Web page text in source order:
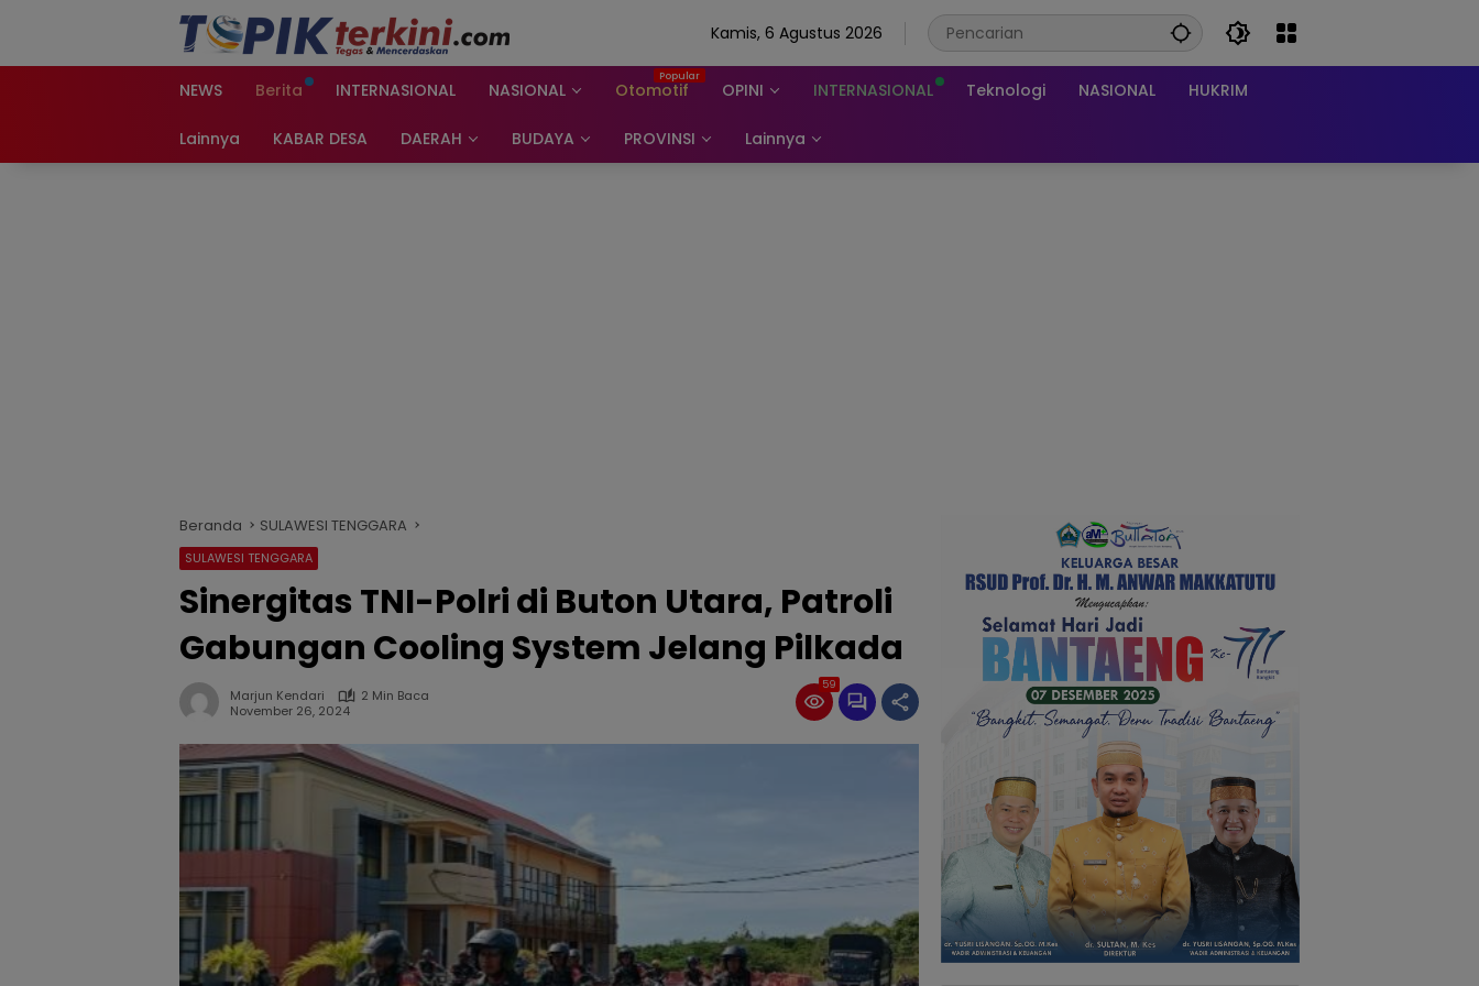
Kamis, 6 Agustus 2026
NEWS Berita INTERNASIONAL NASIONAL Otomotif OPINI INTERNASIONAL Teknologi NASIONAL HUKRIM
Lainnya KABAR DESA DAERAH BUDAYA PROVINSI Lainnya
Beranda SULAWESI TENGGARA
SULAWESI TENGGARA
Sinergitas TNI-Polri di Buton Utara, Patroli
Gabungan Cooling System Jelang Pilkada
Marjun Kendari
2 Min Baca
November 26, 2024
59